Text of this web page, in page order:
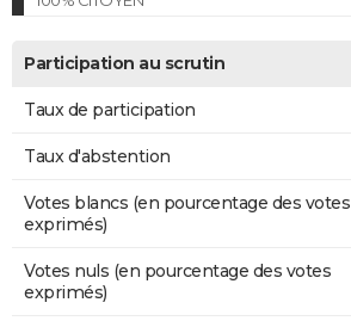
Participation au scrutin
Taux de participation
Taux d'abstention
Votes blancs (en pourcentage des votes
exprimés)
Votes nuls (en pourcentage des votes
exprimés)